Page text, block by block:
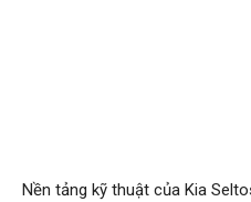
Nền tảng kỹ thuật của Kia